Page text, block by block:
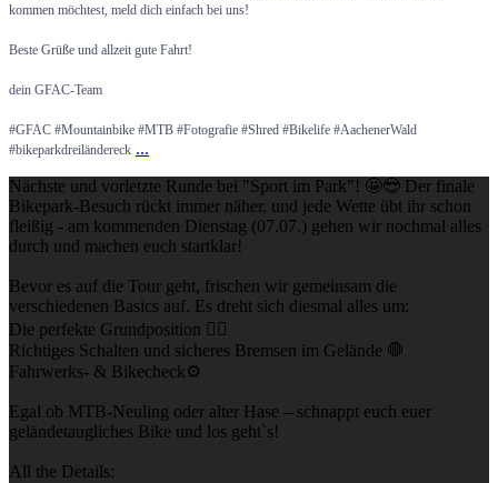
kommen möchtest, meld dich einfach bei uns!
Beste Grüße und allzeit gute Fahrt!
dein GFAC-Team
#GFAC #Mountainbike #MTB #Fotografie #Shred #Bikelife #AachenerWald
#bikeparkdreiländereck ...
Nächste und vorletzte Runde bei "Sport im Park"! 🤩😎 Der finale
Bikepark-Besuch rückt immer näher, und jede Wette übt ihr schon
fleißig - am kommenden Dienstag (07.07.) gehen wir nochmal alles
durch und machen euch startklar!
Bevor es auf die Tour geht, frischen wir gemeinsam die
verschiedenen Basics auf. Es dreht sich diesmal alles um:
Die perfekte Grundposition 🚴‍♂️
Richtiges Schalten und sicheres Bremsen im Gelände 🛑
Fahrwerks- & Bikecheck⚙️
Egal ob MTB-Neuling oder alter Hase – schnappt euch euer
geländetaugliches Bike und los geht`s!
All the Details: